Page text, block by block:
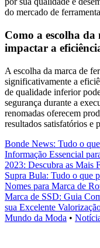
do mercado de
Como a escolha
impactar a
A escolha da marca de
significativamente a
de qualidade inferior
segurança durante a
renomadas oferecem
resultados satisfatórios e
Bonde News: Tudo o
Informação Essencial
2023: Descubra as Mais
Supra Bula: Tudo o que
Nomes para Marca de
Marca de SSD: Guia
sua Excelente
Mundo da Moda •